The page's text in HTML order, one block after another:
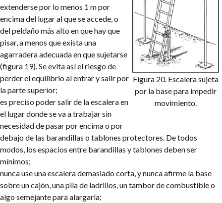
Figura 20. Escalera sujeta
por la base para impedir
movimiento.
extenderse por lo menos 1 m por
encima del lugar al que se accede, o
del peldaño más alto en que hay que
pisar, a menos que exista una
agarradera adecuada en que sujetarse
(figura 19). Se evita así el riesgo de
perder el equilibrio al entrar y salir por
la parte superior;
es preciso poder salir de la escalera en
el lugar donde se va a trabajar sin
necesidad de pasar por encima o por
debajo de las barandillas o tablones protectores. De todos
modos, los espacios entre barandillas y tablones deben ser
mínimos;
nunca use una escalera demasiado corta, y nunca afirme la base
sobre un cajón, una pila de ladrillos, un tambor de combustible o
algo semejante para alargarla;